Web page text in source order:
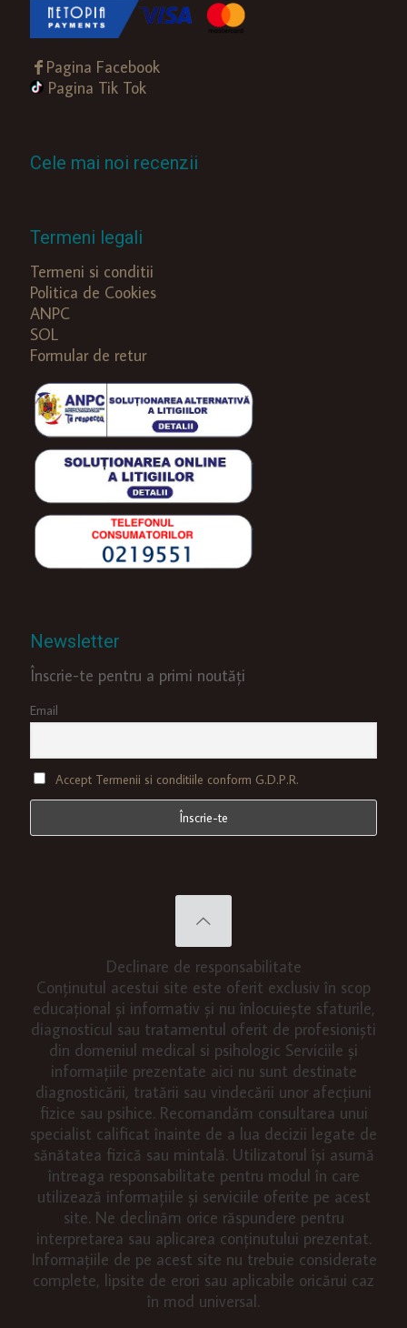
Pagina Facebook
Pagina Tik Tok
Cele mai noi recenzii
Termeni legali
Termeni si conditii
Politica de Cookies
ANPC
SOL
Formular de retur
Newsletter
Înscrie-te pentru a primi noutăți
Email
Accept Termenii si conditiile conform G.D.P.R.
Declinare de responsabilitate
Conținutul acestui site este oferit exclusiv în scop
educațional și informativ și nu înlocuiește sfaturile,
diagnosticul sau tratamentul oferit de profesioniști
din domeniul medical si psihologic Serviciile și
informațiile prezentate aici nu sunt destinate
diagnosticării, tratării sau vindecării unor afecțiuni
fizice sau psihice. Recomandăm consultarea unui
specialist calificat înainte de a lua decizii legate de
sănătatea fizică sau mintală. Utilizatorul își asumă
întreaga responsabilitate pentru modul în care
utilizează informațiile și serviciile oferite pe acest
site. Ne declinăm orice răspundere pentru
interpretarea sau aplicarea conținutului prezentat.
Informațiile de pe acest site nu trebuie considerate
complete, lipsite de erori sau aplicabile oricărui caz
în mod universal.